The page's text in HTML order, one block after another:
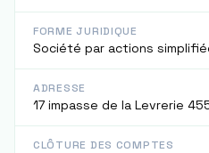
FORME JURIDIQUE
Société par actions
ADRESSE
17 impasse de la Levrerie
CLÔTURE DES COMPTES